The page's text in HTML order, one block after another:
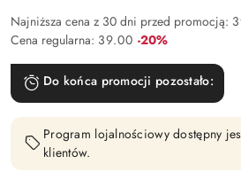
Najniższa cena z 30 dni przed promocją:
Cena regularna: 39.00 Rabat:
-20%
Do końca promocji pozostało:
Program lojalnościowy dostępny
klientów.